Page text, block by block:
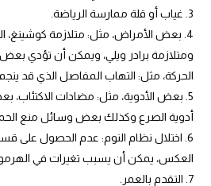
غياب أو قلة ممارسة الرياضة.
بعض الأمراض، مثل: متلازمة كوشينغ،
ومتلازمة برادر ويلي، ويمكن أن تؤدي
الحركة، مثل: التهاب المفاصل الذي قد
بعض الأدوية، مثل: مضادات
أدوية الصرع وكذلك بعض وسائل منع
اختلال نظام النوم: عدم الحصول على
العكس، يمكن أن يسبب تغيرات في
التقدم بالعمر.